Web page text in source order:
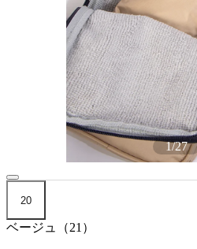
1/27
20
ベージュ（21）